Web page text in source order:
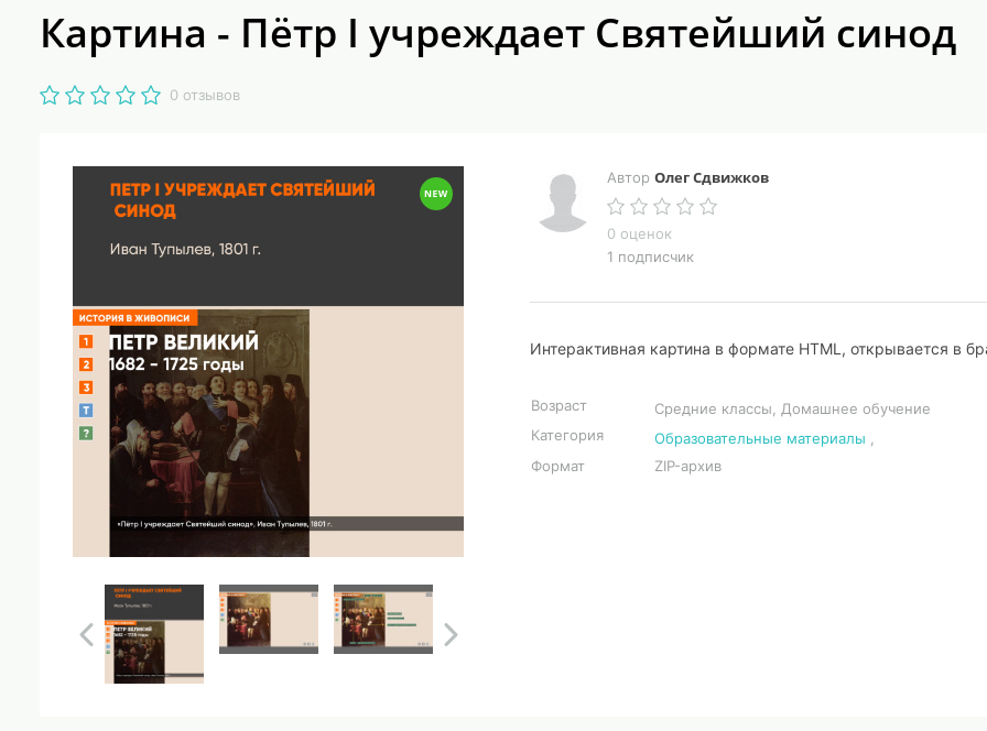
Картина - Пётр I учреждает Святейший синод
0 отзывов
Автор Олег Сдвижков
0 оценок
1 подписчик
Интерактивная картина в формате HTML, открывается в
Возраст
Средние классы, Домашнее обучение
Категория
Образовательные материалы
Формат
ZIP-архив